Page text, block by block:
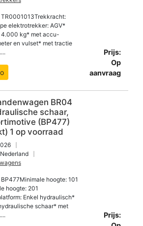
TR0001013Trekkracht:
elektrotrekker: AGV*
kg* met accu-
en vulset* met tractie
Prijs:
Op
aanvraag
BR04
schaar,
(BP477)
1 op voorraad
hoogte: 101
hoogte: 201
Enkel hydraulisch*
schaar* met
Prijs: